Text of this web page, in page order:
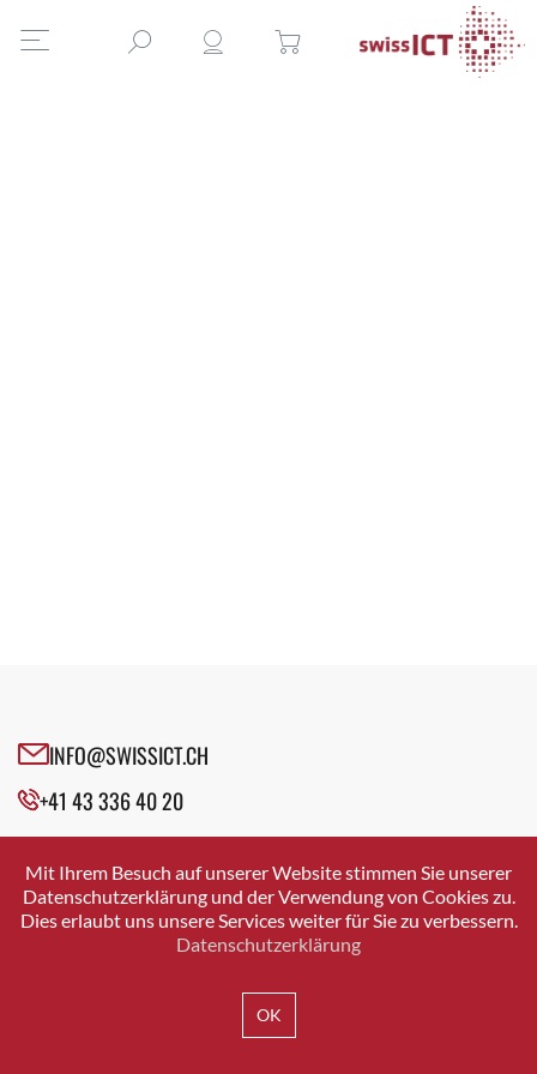
INFO@SWISSICT.CH
+41 43 336 40 20
SWISSICT
VULKANSTRASSE 120
8048 ZURICH
Mit Ihrem Besuch auf unserer Website stimmen Sie unserer
Datenschutzerklärung und der Verwendung von Cookies zu.
Dies erlaubt uns unsere Services weiter für Sie zu verbessern.
Datenschutzerklärung
OK